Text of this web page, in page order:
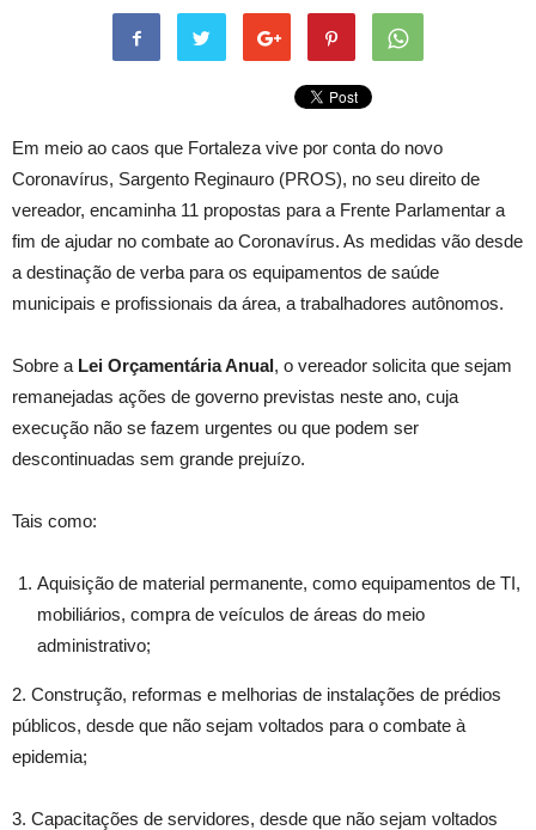
Em meio ao caos que Fortaleza vive por conta do novo
Coronavírus, Sargento Reginauro (PROS), no seu direito de
vereador, encaminha 11 propostas para a Frente Parlamentar a
fim de ajudar no combate ao Coronavírus. As medidas vão desde
a destinação de verba para os equipamentos de saúde
municipais e profissionais da área, a trabalhadores autônomos.
Sobre a Lei Orçamentária Anual, o vereador solicita que sejam
remanejadas ações de governo previstas neste ano, cuja
execução não se fazem urgentes ou que podem ser
descontinuadas sem grande prejuízo.
Tais como:
Aquisição de material permanente, como equipamentos de TI,
mobiliários, compra de veículos de áreas do meio
administrativo;
2. Construção, reformas e melhorias de instalações de prédios
públicos, desde que não sejam voltados para o combate à
epidemia;
3. Capacitações de servidores, desde que não sejam voltados